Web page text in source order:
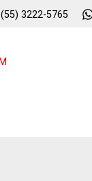
(55) 3222-5765